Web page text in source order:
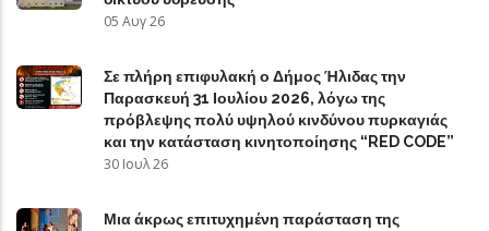
05 Αυγ 26
Σε πλήρη επιφυλακή ο Δήμος Ήλιδας την
Παρασκευή 31 Ιουλίου 2026, λόγω της
πρόβλεψης πολύ υψηλού κινδύνου πυρκαγιάς
και την κατάσταση κινητοποίησης “RED CODE”
30 Ιουλ 26
Μια άκρως επιτυχημένη παράσταση της